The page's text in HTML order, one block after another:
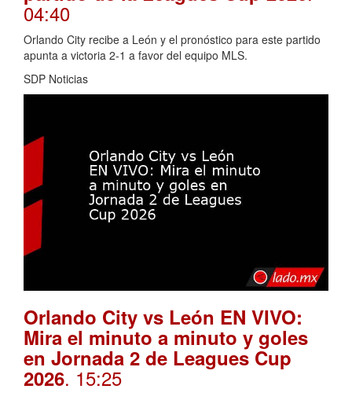
04:40
Orlando City recibe a León y el pronóstico para este partido
apunta a victoria 2-1 a favor del equipo MLS.
SDP Noticias
Orlando City vs León EN VIVO:
Mira el minuto a minuto y goles
en Jornada 2 de Leagues Cup
2026. 15:25